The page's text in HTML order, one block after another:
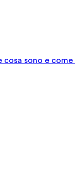
cosa sono e come